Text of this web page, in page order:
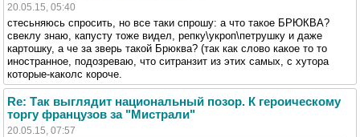
20.05.15, 05:40
стесьняюсь спросить, но все таки спрошу: а что такое БРЮКВА?
свеклу знаю, капусту тоже видел, репку\укроп\петрушку и даже
картошку, а че за зверь такой Брюква? (так как слово какое то то
иностранное, подозреваю, что ситранзит из этих самых, с хутора
которые-каколс короче.
Re: Так выглядит национальный позор. К героическому
торгу французов за "Мистрали"
20.05.15, 07:57